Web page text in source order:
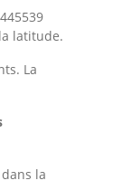
latitude.
La
la